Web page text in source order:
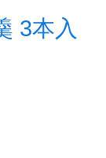
3本入